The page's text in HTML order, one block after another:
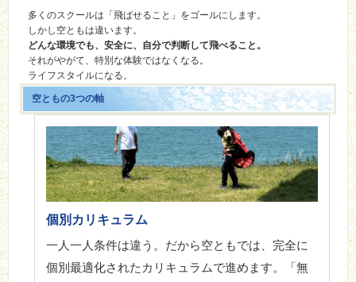
多くのスクールは「飛ばせること」をゴールにします。
しかし空ともは違います。
どんな環境でも、安全に、自分で判断して飛べること。
それがやがて、特別な体験ではなくなる。
ライフスタイルになる。
空ともの3つの軸
個別カリキュラム
一人一人条件は違う。だから空ともでは、完全に
個別最適化されたカリキュラムで進めます。「無